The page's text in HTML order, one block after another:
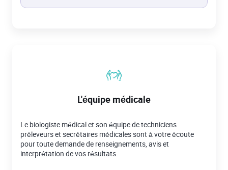
L'équipe médicale
Le biologiste médical et son équipe de techniciens
préleveurs et secrétaires médicales sont à votre écoute
pour toute demande de renseignements, avis et
interprétation de vos résultats.